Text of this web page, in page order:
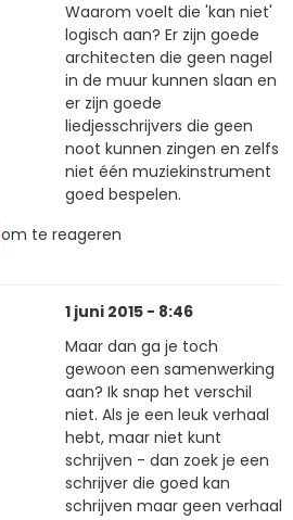
Waarom voelt die 'kan niet'
logisch aan? Er zijn goede
architecten die geen nagel
in de muur kunnen slaan en
er zijn goede
liedjesschrijvers die geen
noot kunnen zingen en zelfs
niet één muziekinstrument
goed bespelen.
om te reageren
1 juni 2015 - 8:46
Maar dan ga je toch
gewoon een samenwerking
aan? Ik snap het verschil
niet. Als je een leuk verhaal
hebt, maar niet kunt
schrijven - dan zoek je een
schrijver die goed kan
schrijven maar geen verhaal